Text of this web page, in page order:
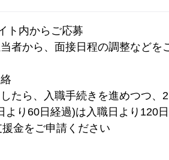
ト内からご応募
者から、面接日程の調整などを
たら、入職手続きを進めつつ、
より60日経過)は入職日より120
金をご申請ください